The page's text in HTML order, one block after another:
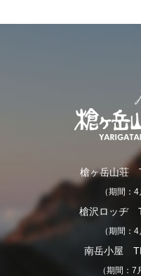
槍ヶ岳山荘
（期間：
槍沢ロッヂ
（期間：
南岳小屋
（期間：7